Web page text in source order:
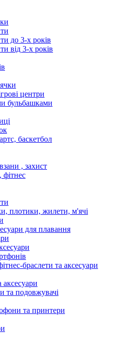
до 3-х років
від 3-х років
центри
бульбашками
баскетбол
, захист
фітнес
плотики, жилети, м'ячі
для плавання
браслети та аксесуари
аксесуари
та подовжувачі
та принтери